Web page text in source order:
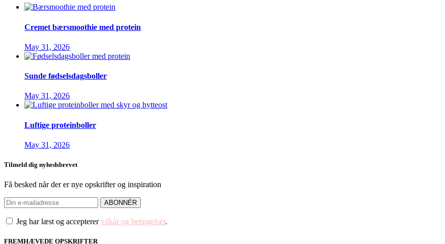
Cremet bærsmoothie med protein
May 31, 2026
Sunde fødselsdagsboller
May 31, 2026
Luftige proteinboller
May 31, 2026
Tilmeld dig nyhedsbrevet
Få besked når der er nye opskrifter og inspiration
Jeg har læst og accepterervilkår og betingelser.
FREMHÆVEDE OPSKRIFTER